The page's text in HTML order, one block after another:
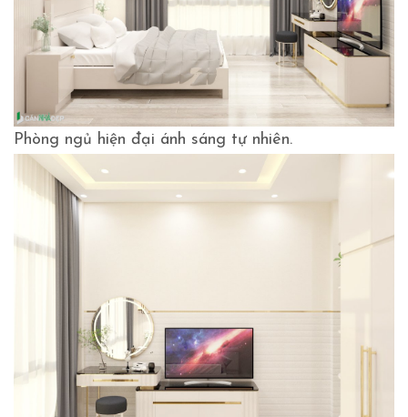
Phòng ngủ hiện đại ánh sáng tự nhiên.